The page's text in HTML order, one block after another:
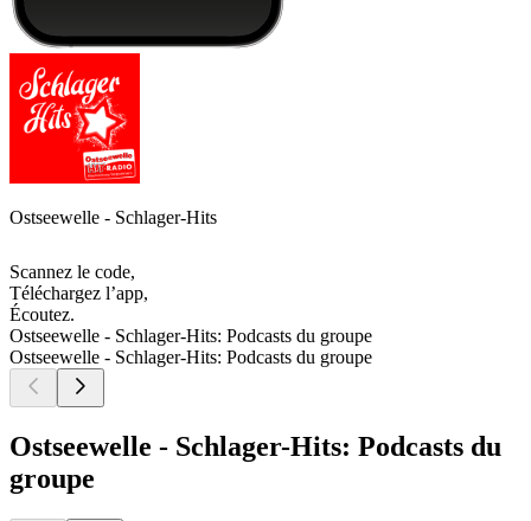
Ostseewelle - Schlager-Hits
Scannez le code,
Téléchargez l’app,
Écoutez.
Ostseewelle - Schlager-Hits: Podcasts du groupe
Ostseewelle - Schlager-Hits: Podcasts du groupe
Ostseewelle - Schlager-Hits: Podcasts du
groupe